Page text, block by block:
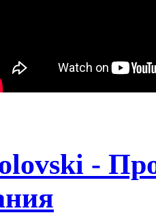
-